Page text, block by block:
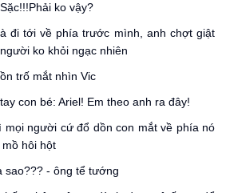
ko vậy?
đi tới về phía trước mình, anh chợt giật
ko khỏi ngạc nhiên
trố mắt nhìn Vic
con bé: Ariel! Em theo anh ra đây!
mọi người cứ đổ dồn con mắt về phía nó
hôi hột
sao??? - ông tể tướng